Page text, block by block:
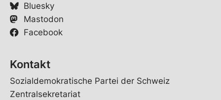
Bluesky
Mastodon
Facebook
Kontakt
Sozialdemokratische Partei der Schweiz
Zentralsekretariat